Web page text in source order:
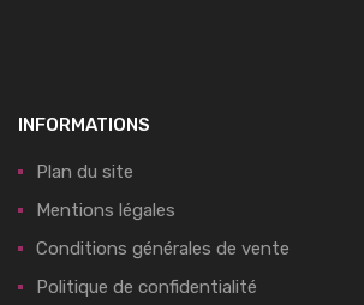
INFORMATIONS
Plan du site
Mentions légales
Conditions générales de vente
Politique de confidentialité